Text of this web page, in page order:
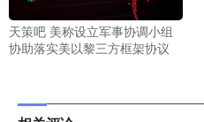
天策吧 美称设立军事协调小组
协助落实美以黎三方框架协议